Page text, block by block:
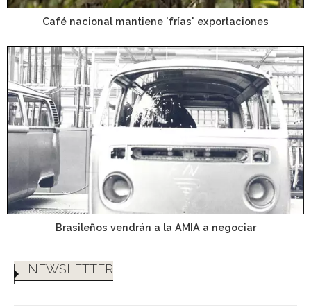
Café nacional mantiene 'frías' exportaciones
Brasileños vendrán a la AMIA a negociar
NEWSLETTER